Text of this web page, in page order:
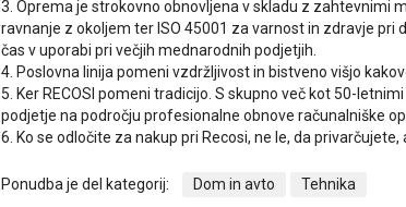
3. Oprema je strokovno obnovljena v skladu z zahtevnimi
ravnanje z okoljem ter ISO 45001 za varnost in zdravje pri
čas v uporabi pri večjih mednarodnih podjetjih.
4. Poslovna linija pomeni vzdržljivost in bistveno višjo
5. Ker RECOSI pomeni tradicijo. S skupno več kot 50-
podjetje na področju profesionalne obnove računalniške
6. Ko se odločite za nakup pri Recosi, ne le, da
Ponudba je del kategorij: Dom in avto Tehnika